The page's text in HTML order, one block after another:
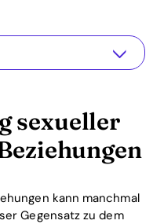
in Beziehungen
Einsichten
sexueller
kann manchmal
Gegensatz zu dem